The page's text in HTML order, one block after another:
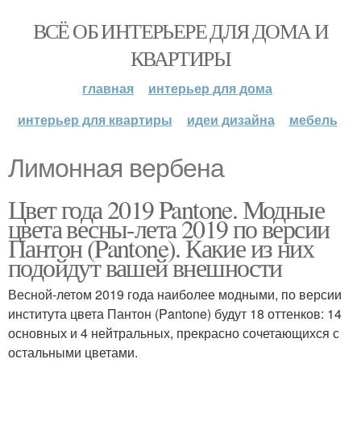
ВСЁ ОБ ИНТЕРЬЕРЕ ДЛЯ ДОМА И
КВАРТИРЫ
главная
интерьер для дома
интерьер для квартиры
идеи дизайна мебель
Лимонная вербена
Цвет года 2019 Pantone. Модные
цвета весны-лета 2019 по версии
Пантон (Pantone). Какие из них
подойдут вашей внешности
Весной-летом 2019 года наиболее модными, по версии
института цвета Пантон (Pantone) будут 18 оттенков: 14
основных и 4 нейтральных, прекрасно сочетающихся с
остальными цветами.